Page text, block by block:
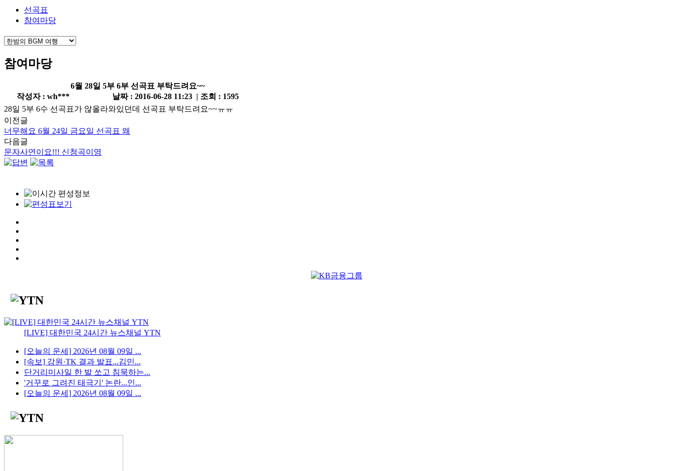
선곡표
참여마당
참여마당
6월 28일 5부 6부 선곡표 부탁드려요~~
작성자 : wh***
날짜 : 2016-06-28 11:23 | 조회 : 1595
28일 5부 6수 선곡표가 않올라와있던데 선곡표 부탁드려요~~ㅠㅠ
이전글
너무해요 6월 24일 금요일 선곡표 왜
다음글
문자사연이요!!! 신청곡이영
[LIVE] 대한민국 24시간 뉴스채널 YTN
[오늘의 운세] 2026년 08월 09일 ...
[속보] 강원·TK 결과 발표...김민...
단거리미사일 한 발 쏘고 침묵하는...
'거꾸로 그려진 태극기' 논란...인...
[오늘의 운세] 2026년 08월 09일 ...